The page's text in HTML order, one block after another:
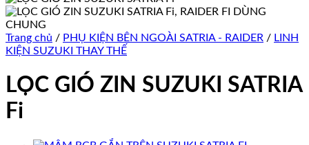
Trang chủ / PHỤ KIỆN BÊN NGOÀI SATRIA - RAIDER / LINH
KIỆN SUZUKI THAY THẾ
LỌC GIÓ ZIN SUZUKI SATRIA
Fi